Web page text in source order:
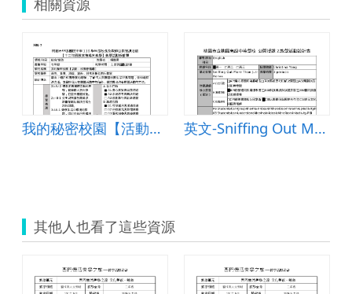
相關資源
我的秘密校園【活動：校園停看聽】 英文-Sniffing Out More Than Just Bones
其他人也看了這些資源